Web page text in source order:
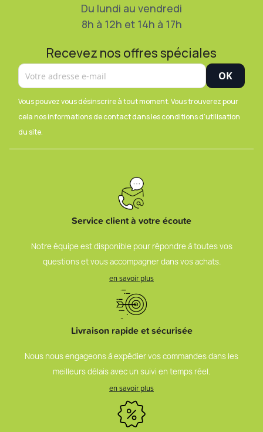
Du lundi au vendredi
8h à 12h et 14h à 17h
Recevez nos offres spéciales
Vous pouvez vous désinscrire à tout moment. Vous trouverez pour
cela nos informations de contact dans les conditions d'utilisation
du site.
Service client à votre écoute
Notre équipe est disponible pour répondre à toutes vos
questions et vous accompagner dans vos achats.
en savoir plus
Livraison rapide et sécurisée
Nous nous engageons à expédier vos commandes dans les
meilleurs délais avec un suivi en temps réel.
en savoir plus